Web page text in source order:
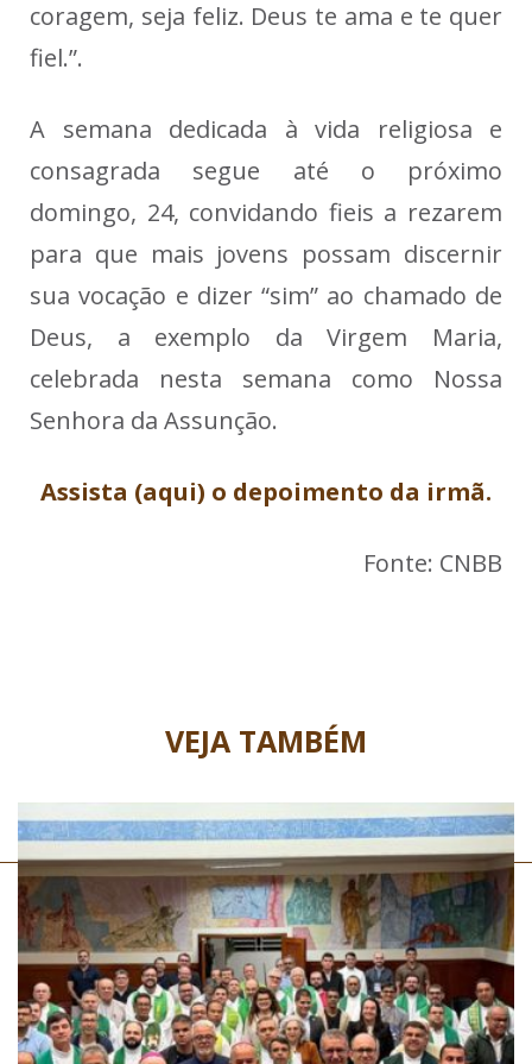
coragem, seja feliz. Deus te ama e te quer
fiel.”.
A semana dedicada à vida religiosa e
consagrada segue até o próximo
domingo, 24, convidando fieis a rezarem
para que mais jovens possam discernir
sua vocação e dizer “sim” ao chamado de
Deus, a exemplo da Virgem Maria,
celebrada nesta semana como Nossa
Senhora da Assunção.
Assista (aqui) o depoimento da irmã.
Fonte: CNBB
VEJA TAMBÉM